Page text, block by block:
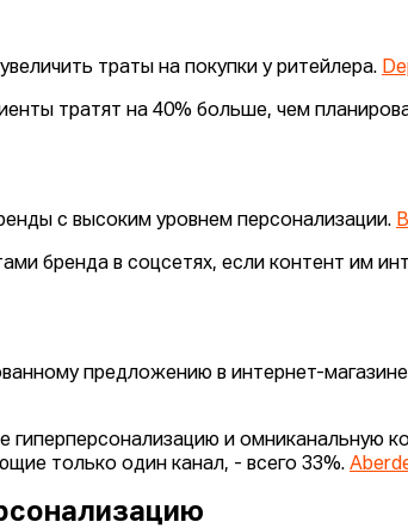
траты на покупки у ритейлера.
тратят на 40% больше, чем
с высоким уровнем персонализации.
бренда в соцсетях, если контент им
предложению в интернет-
и омниканальную
только один канал, - всего 33%.